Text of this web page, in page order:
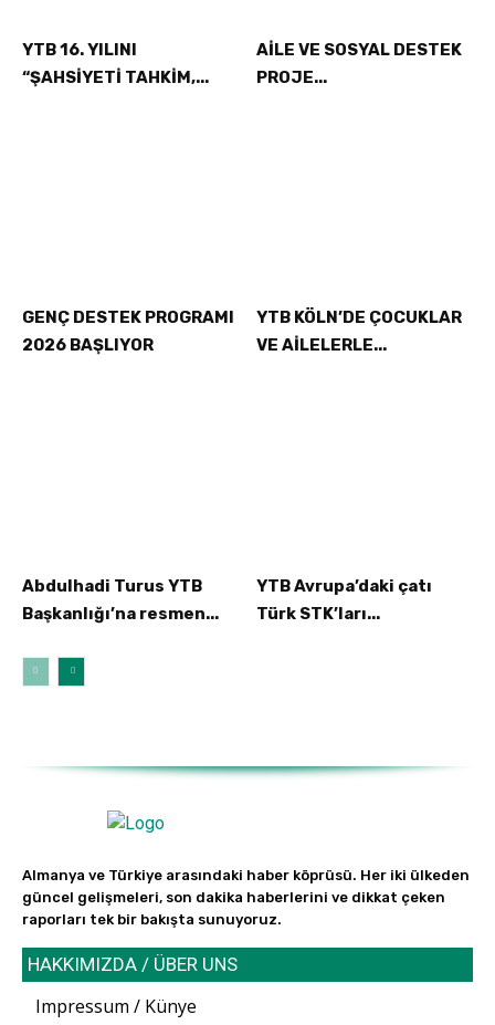
YTB 16. YILINI
“ŞAHSİYETİ TAHKİM,...
AİLE VE SOSYAL DESTEK
PROJE...
GENÇ DESTEK PROGRAMI
2026 BAŞLIYOR
YTB KÖLN’DE ÇOCUKLAR
VE AİLELERLE...
Abdulhadi Turus YTB
Başkanlığı’na resmen...
YTB Avrupa’daki çatı
Türk STK’ları...
Almanya ve Türkiye arasındaki haber köprüsü. Her iki ülkeden
güncel gelişmeleri, son dakika haberlerini ve dikkat çeken
raporları tek bir bakışta sunuyoruz.
HAKKIMIZDA / ÜBER UNS
Impressum / Künye